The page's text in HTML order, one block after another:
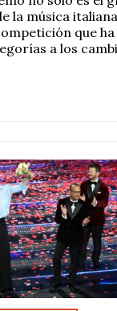
la música
que
a los